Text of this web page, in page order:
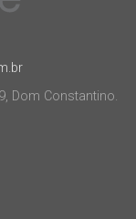
Dom Constantino.